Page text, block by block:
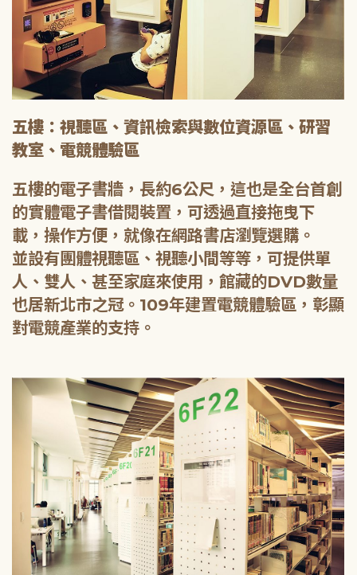
五樓：視聽區、資訊檢索與數位資源區、研習
教室、電競體驗區
五樓的電子書牆，長約6公尺，這也是全台首創
的實體電子書借閱裝置，可透過直接拖曳下
載，操作方便，就像在網路書店瀏覽選購。
並設有團體視聽區、視聽小間等等，可提供單
人、雙人、甚至家庭來使用，館藏的DVD數量
也居新北市之冠。109年建置電競體驗區，彰顯
對電競產業的支持。